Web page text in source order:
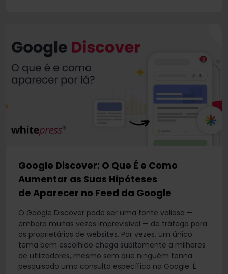
Google Discover: O Que É e Como
Aumentar as Suas Hipóteses
de Aparecer no Feed da Google
O Google Discover pode ser uma fonte valiosa —
embora muitas vezes imprevisível — de tráfego para
os proprietários de websites. Por vezes, um único
tema bem escolhido chega subitamente a milhares
de utilizadores, mesmo sem que ninguém tenha
pesquisado uma consulta específica na Google. É